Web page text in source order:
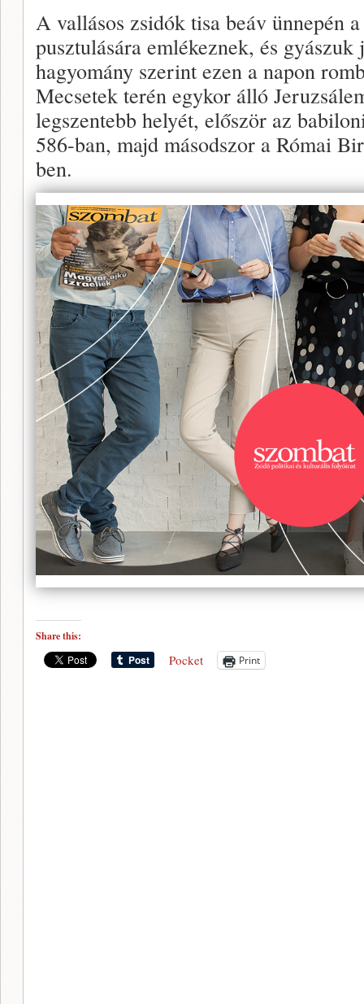
A vallásos zsidók tisa beáv ünnepén
pusztulására emlékeznek, és
hagyomány szerint ezen a napon
Mecsetek terén egykor álló
legszentebb helyét, először az
586-ban, majd másodszor a Római
ben.
Share this:
Pocket Print